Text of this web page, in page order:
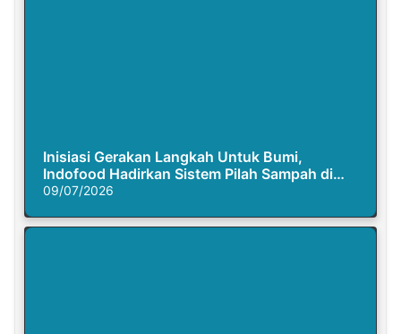
Inisiasi Gerakan Langkah Untuk Bumi,
Indofood Hadirkan Sistem Pilah Sampah di
Semasa Piknik
09/07/2026